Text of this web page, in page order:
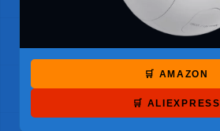
🛒 AMAZON
🛒 ALIEXPRESS